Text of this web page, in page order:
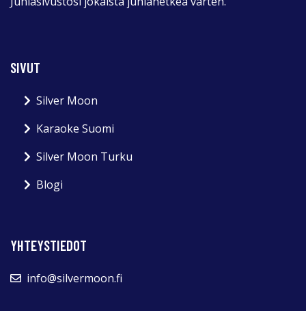
SIVUT
Silver Moon
Karaoke Suomi
Silver Moon Turku
Blogi
YHTEYSTIEDOT
info@silvermoon.fi